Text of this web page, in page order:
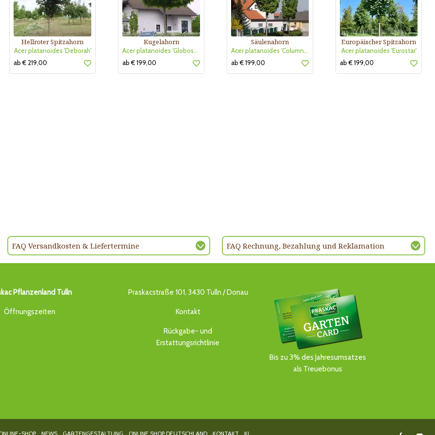
Hellroter Spitzahorn
Acer platanoides 'Deborah'
ab € 219,00
Kugelahorn
Acer platanoides 'Globosum'
ab € 199,00
Säulenahorn
Acer platanoides 'Columnare'
ab € 199,00
Europäischer Spitzahorn
Acer platanoides 'Eurostar'
ab € 199,00
FAQ Versandkosten & Liefertermine FAQ Rechnung, Bezahlung und Reklamation
Pflanzenland Tulln
Öffnungszeiten
Praskacstraße 101, 3430 Tulln / Donau
Kontakt
Rückgabe- und
Erstattungsrichtlinie
Bis zu 3% des Jahresumsatzes
als Treuebonus
SHOP NEWS GARTENGESTALTUNG ONLINE SHOP DEUTSCHLAND KONTAKT KI